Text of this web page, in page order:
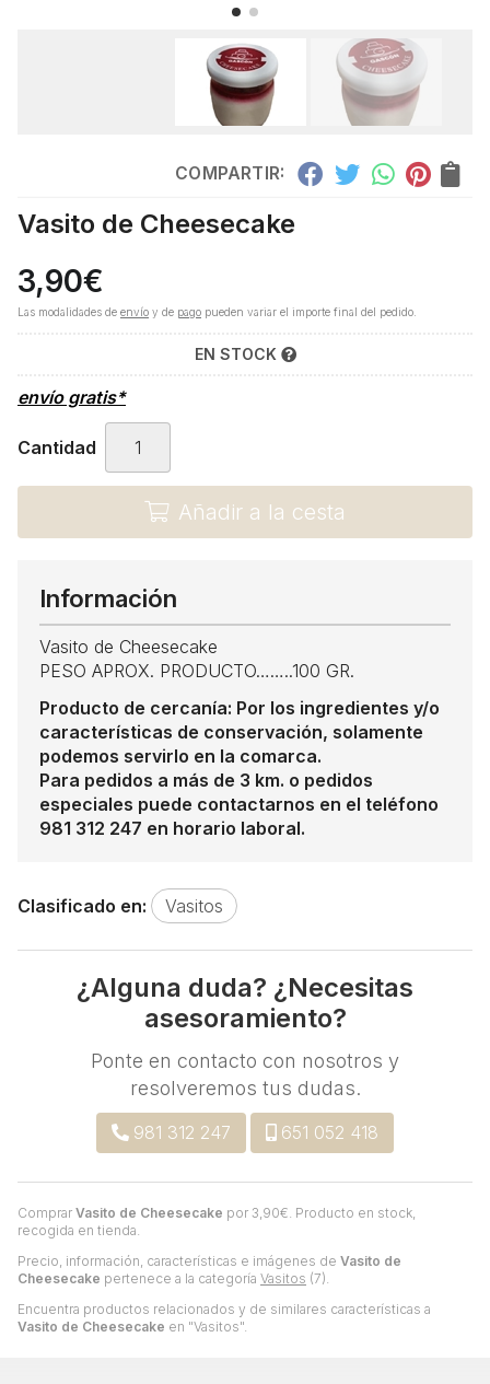
COMPARTIR:
Vasito de Cheesecake
3,90€
Las modalidades de envío y de pago pueden variar el importe final del pedido.
EN STOCK
envío gratis*
Cantidad
Añadir a la cesta
Comprar Vasito de Cheesecake por 3,90€. Producto en stock,
recogida en tienda.
Precio, información, características e imágenes de Vasito de
Cheesecake pertenece a la categoría Vasitos (7).
Encuentra productos relacionados y de similares características a
Vasito de Cheesecake en "Vasitos".
Información
Vasito de Cheesecake
PESO APROX. PRODUCTO……..100 GR.
Producto de cercanía: Por los ingredientes y/o
características de conservación, solamente
podemos servirlo en la comarca.
Para pedidos a más de 3 km. o pedidos
especiales puede contactarnos en el teléfono
981 312 247 en horario laboral.
Clasificado en: Vasitos
¿Alguna duda? ¿Necesitas
asesoramiento?
Ponte en contacto con nosotros y
resolveremos tus dudas.
981 312 247 651 052 418